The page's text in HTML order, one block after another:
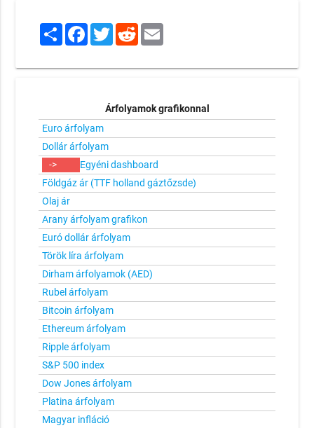
ShareFacebook
TwitterRedditEmail
Árfolyamok grafikonnal
Euro árfolyam
Dollár árfolyam
->
Egyéni dashboard
Földgáz ár (TTF holland gáztőzsde)
Olaj ár
Arany árfolyam grafikon
Euró dollár árfolyam
Török líra árfolyam
Dirham árfolyamok (AED)
Rubel árfolyam
Bitcoin árfolyam
Ethereum árfolyam
Ripple árfolyam
S&P 500 index
Dow Jones árfolyam
Platina árfolyam
Magyar infláció